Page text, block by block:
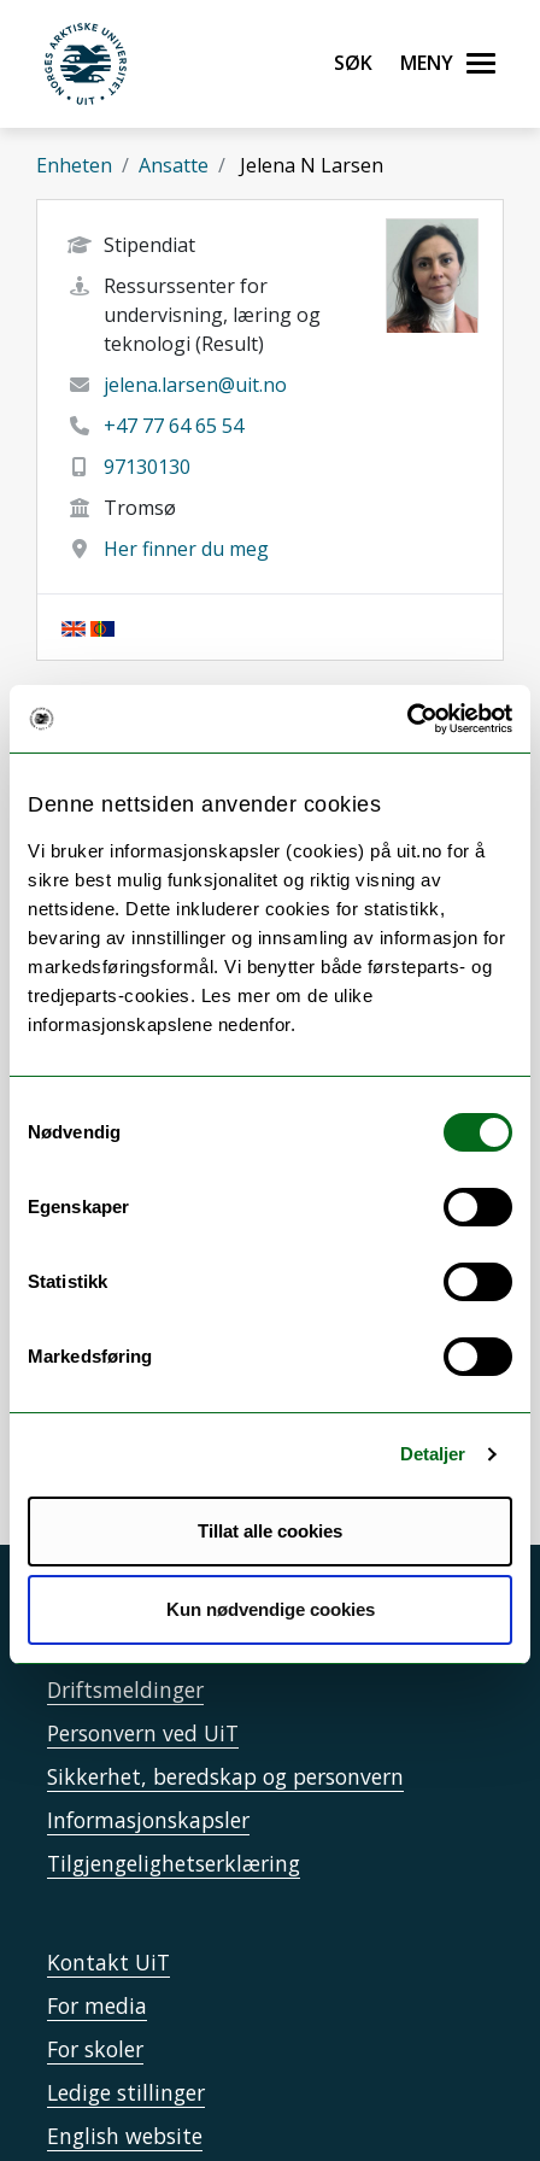
Denne nettsiden anvender cookies
Vi bruker informasjonskapsler (cookies) på uit.no for å
sikre best mulig funksjonalitet og riktig visning av
nettsidene. Dette inkluderer cookies for statistikk,
bevaring av innstillinger og innsamling av informasjon for
markedsføringsformål. Vi benytter både førsteparts- og
tredjeparts-cookies. Les mer om de ulike
informasjonskapslene nedenfor.
Nødvendig
Egenskaper
Statistikk
Markedsføring
Detaljer
Tillat alle cookies
Kun nødvendige cookies
Gå til hovedinnhold
UiT Norges arktiske universitet
Søk Meny
Enheten Ansatte Jelena N Larsen
Stipendiat
Ressurssenter for
undervisning, læring og
teknologi (Result)
jelena.larsen@uit.no
+47 77 64 65 54
97130130
Tromsø
Her finner du meg
Forskning og undervisning
Her finner du meg
Stillingsbeskrivelse
Learning analytics & learning design
Canvas, andre LMS: utvikling av kurs
opplæring, grafisk utforming
Si ifra!
Driftsmeldinger
Personvern ved UiT
Sikkerhet, beredskap og personvern
Informasjonskapsler
Tilgjengelighetserklæring
Kontakt UiT
For media
For skoler
Ledige stillinger
English website